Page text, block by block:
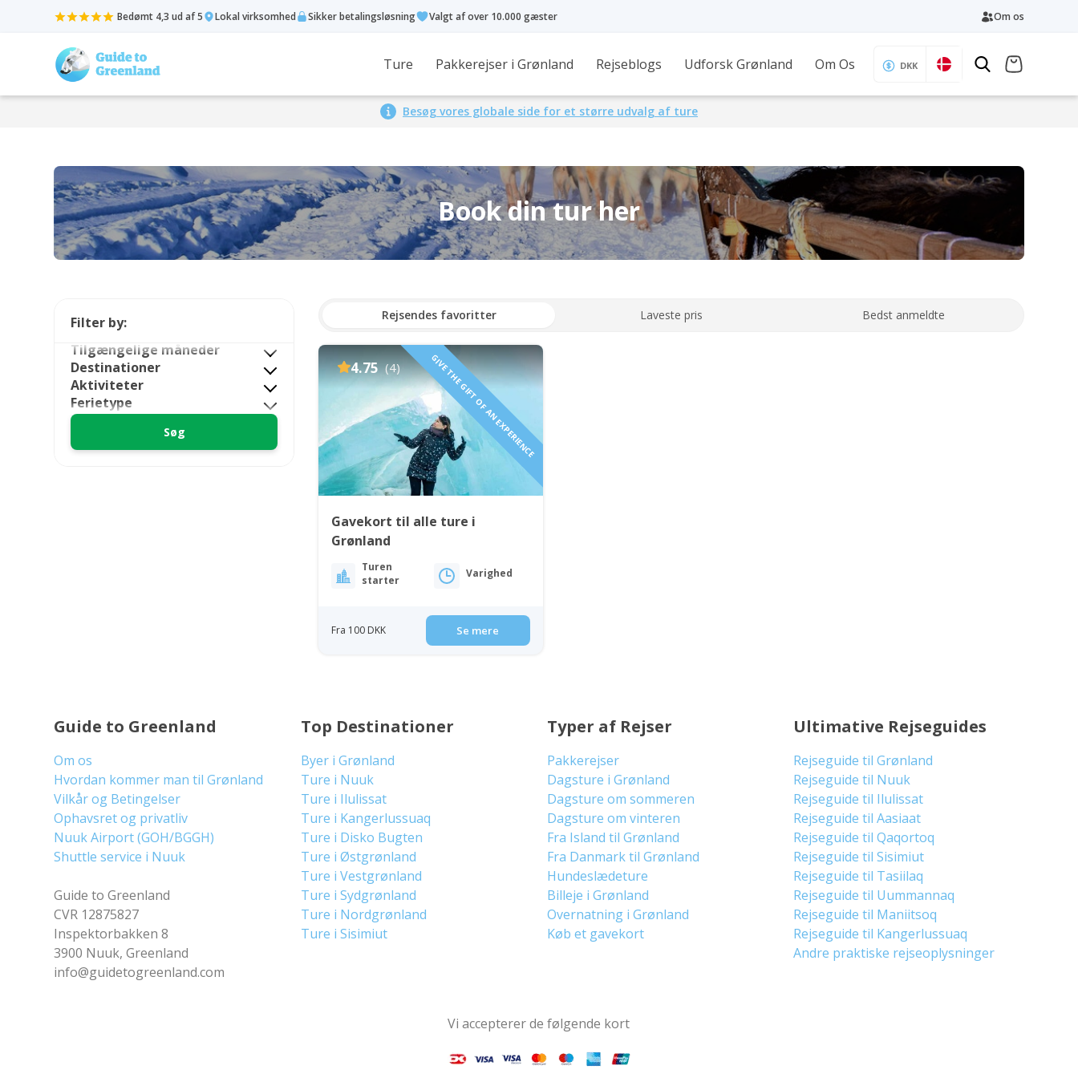
Bedømt 4,3 ud af 5 Lokal virksomhed Sikker betalingsløsning Valgt af over 10.000 gæster Om os
Ture Pakkerejser i Grønland Rejseblogs Udforsk Grønland Om Os DKK
Besøg vores globale side for et større udvalg af ture
Book din tur her
Rejsendes favoritter Laveste pris Bedst anmeldte
4.75 (4) GIVE THE GIFT OF AN EXPERIENCE
Gavekort til alle ture i
Grønland
Turen
starter
Varighed
Fra 100 DKK Se mere
Filter by:
Tilgængelige måneder
Destinationer
Aktiviteter
Ferietype
Guide to Greenland
Om os
Hvordan kommer man til Grønland
Vilkår og Betingelser
Ophavsret og privatliv
Nuuk Airport (GOH/BGGH)
Shuttle service i Nuuk
Guide to Greenland
CVR 12875827
Inspektorbakken 8
3900 Nuuk, Greenland
info@guidetogreenland.com
Top Destinationer
Byer i Grønland
Ture i Nuuk
Ture i Ilulissat
Ture i Kangerlussuaq
Ture i Disko Bugten
Ture i Østgrønland
Ture i Vestgrønland
Ture i Sydgrønland
Ture i Nordgrønland
Ture i Sisimiut
Typer af Rejser
Pakkerejser
Dagsture i Grønland
Dagsture om sommeren
Dagsture om vinteren
Fra Island til Grønland
Fra Danmark til Grønland
Hundeslædeture
Billeje i Grønland
Overnatning i Grønland
Køb et gavekort
Ultimative Rejseguides
Rejseguide til Grønland
Rejseguide til Nuuk
Rejseguide til Ilulissat
Rejseguide til Aasiaat
Rejseguide til Qaqortoq
Rejseguide til Sisimiut
Rejseguide til Tasiilaq
Rejseguide til Uummannaq
Rejseguide til Maniitsoq
Rejseguide til Kangerlussuaq
Andre praktiske rejseoplysninger
Vi accepterer de følgende kort